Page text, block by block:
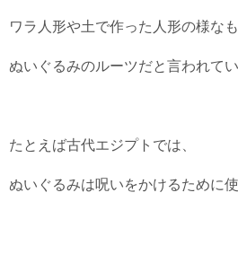
ワラ人形や土で作った人形の様な
ぬいぐるみのルーツだと言われてい
たとえば古代エジプトでは、
ぬいぐるみは呪いをかけるために